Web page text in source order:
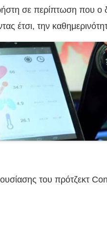
σε περίπτωση που ο
έτσι, την
του πρότζεκτ